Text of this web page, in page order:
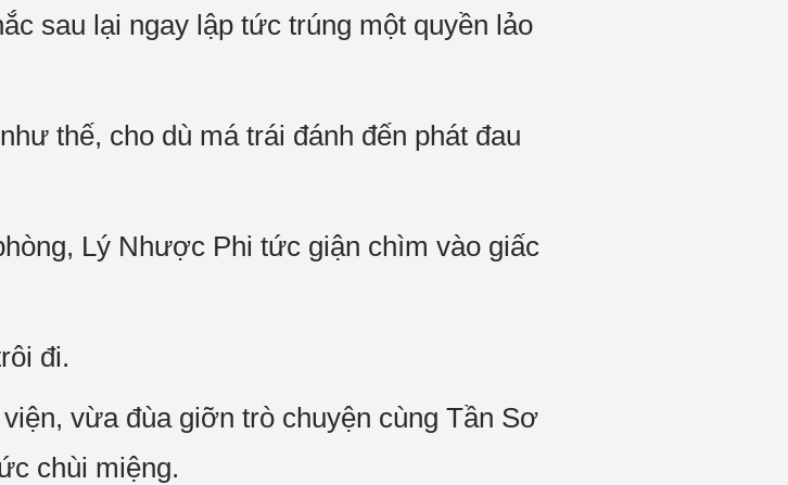
sau lại ngay lập tức trúng một quyền lảo
thế, cho dù má trái đánh đến phát đau
Lý Nhược Phi tức giận chìm vào giấc
đi.
vừa đùa giỡn trò chuyện cùng Tần Sơ
chùi miệng.